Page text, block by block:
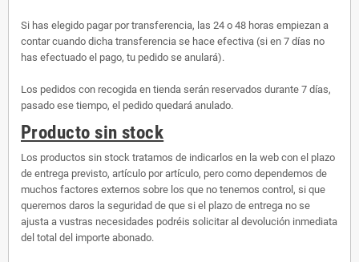
Si has elegido pagar por transferencia, las 24 o 48 horas empiezan a
contar cuando dicha transferencia se hace efectiva (si en 7 días no
has efectuado el pago, tu pedido se anulará).
Los pedidos con recogida en tienda serán reservados durante 7 días,
pasado ese tiempo, el pedido quedará anulado.
Producto sin stock
Los productos sin stock tratamos de indicarlos en la web con el plazo
de entrega previsto, artículo por artículo, pero como dependemos de
muchos factores externos sobre los que no tenemos control, si que
queremos daros la seguridad de que si el plazo de entrega no se
ajusta a vustras necesidades podréis solicitar al devolución inmediata
del total del importe abonado.